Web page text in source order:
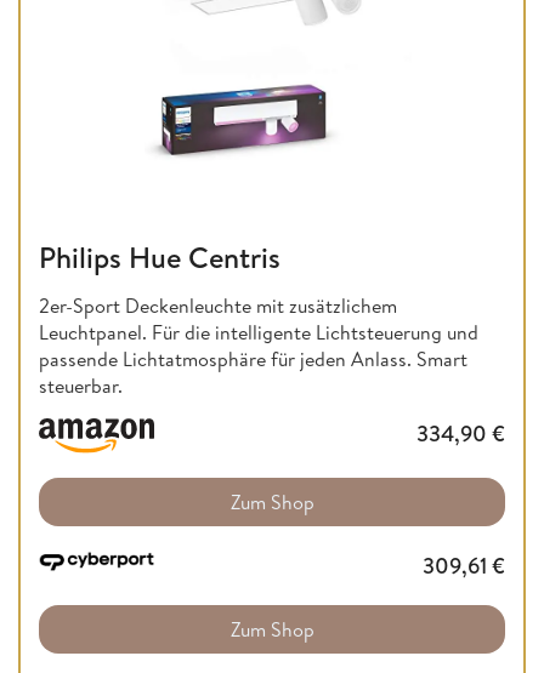
Philips Hue Centris
2er-Sport Deckenleuchte mit zusätzlichem
Leuchtpanel. Für die intelligente Lichtsteuerung und
passende Lichtatmosphäre für jeden Anlass. Smart
steuerbar.
334,90 €
Zum Shop
309,61 €
Zum Shop